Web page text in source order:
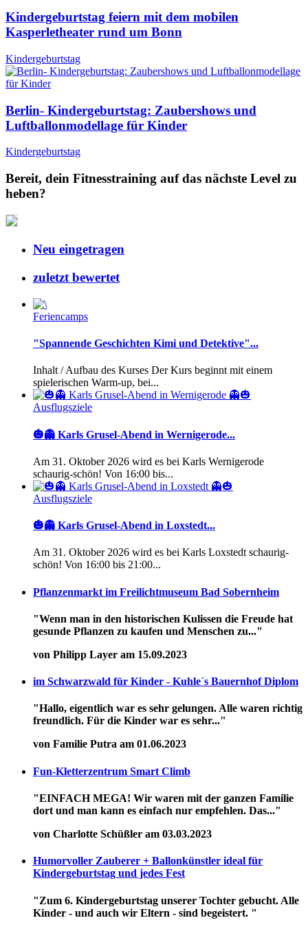
Kindergeburtstag feiern mit dem mobilen
Kasperletheater rund um Bonn
Kindergeburtstag
Berlin- Kindergeburtstag: Zaubershows und
Luftballonmodellage für Kinder
Kindergeburtstag
Bereit, dein Fitnesstraining auf das nächste Level zu
heben?
Neu eingetragen
zuletzt bewertet
Feriencamps
"Spannende Geschichten Kimi und Detektive"...
Inhalt / Aufbau des Kurses Der Kurs beginnt mit einem
spielerischen Warm-up, bei...
Ausflugsziele
🎃👻 Karls Grusel-Abend in Wernigerode...
Am 31. Oktober 2026 wird es bei Karls Wernigerode
schaurig-schön! Von 16:00 bis...
Ausflugsziele
🎃👻 Karls Grusel-Abend in Loxstedt...
Am 31. Oktober 2026 wird es bei Karls Loxstedt schaurig-
schön! Von 16:00 bis 21:00...
Pflanzenmarkt im Freilichtmuseum Bad Sobernheim
"Wenn man in den historischen Kulissen die Freude hat
gesunde Pflanzen zu kaufen und Menschen zu..."
von Philipp Layer am 15.09.2023
im Schwarzwald für Kinder - Kuhle´s Bauernhof Diplom
"Hallo, eigentlich war es sehr gelungen. Alle waren richtig
freundlich. Für die Kinder war es sehr..."
von Familie Putra am 01.06.2023
Fun-Kletterzentrum Smart Climb
"EINFACH MEGA! Wir waren mit der ganzen Familie
dort und man kann es einfach nur empfehlen. Das..."
von Charlotte Schüßler am 03.03.2023
Humorvoller Zauberer + Ballonkünstler ideal für
Kindergeburtstag und jedes Fest
"Zum 6. Kindergeburtstag unserer Tochter gebucht. Alle
Kinder - und auch wir Eltern - sind begeistert. "